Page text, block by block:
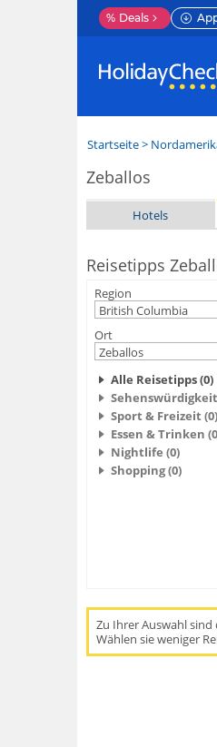
% Deals
Startseite>
Zeballos
Hotels
Reisetipps
Region
Ort
Alle Reisetipps (0)
Sport & Freizeit (0)
Essen & Trinken
Nightlife (0)
Shopping (0)
Zu Ihrer Auswahl
Wählen sie weniger